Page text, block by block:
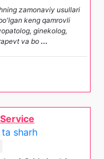
zamonaviy usullari
keng qamrovli
ginekolog,
va bo ...
sharh